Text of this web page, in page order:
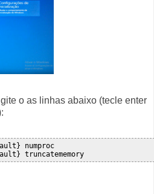
o as linhas abaixo (tecle enter
numproc